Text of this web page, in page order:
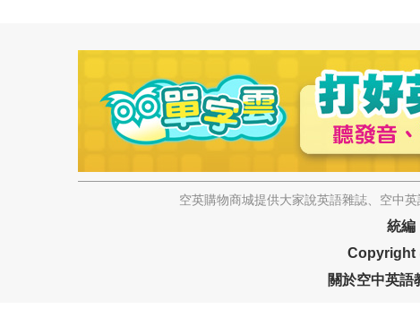
空英購物商城提供大家說英語雜誌、空中
統編
Copyright
關於空中英語